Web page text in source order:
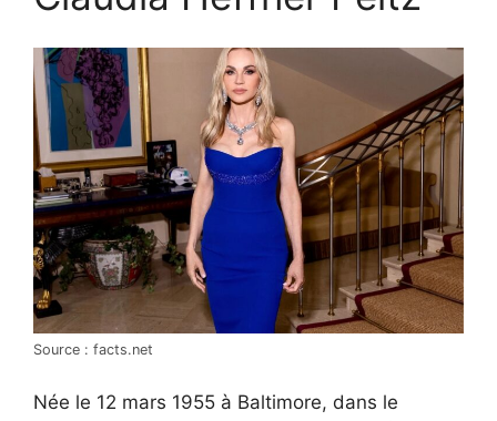
Source : facts.net
Née le 12 mars 1955 à Baltimore, dans le